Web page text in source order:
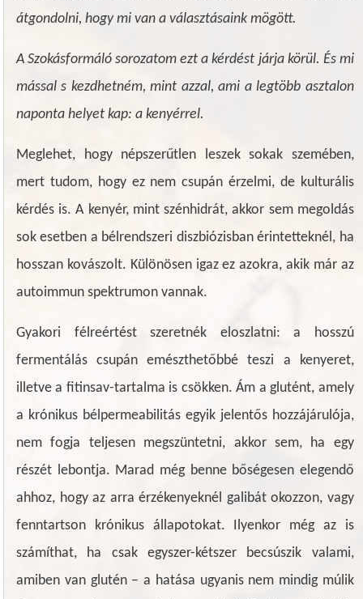
átgondolni, hogy mi van a választásaink mögött.
A Szokásformáló sorozatom ezt a kérdést járja körül. És mi
mással s kezdhetném, mint azzal, ami a legtöbb asztalon
naponta helyet kap: a kenyérrel.
Meglehet, hogy népszerűtlen leszek sokak szemében,
mert tudom, hogy ez nem csupán érzelmi, de kulturális
kérdés is. A kenyér, mint szénhidrát, akkor sem megoldás
sok esetben a bélrendszeri diszbiózisban érintetteknél, ha
hosszan kovászolt. Különösen igaz ez azokra, akik már az
autoimmun spektrumon vannak.
Gyakori félreértést szeretnék eloszlatni: a hosszú
fermentálás csupán emészthetőbbé teszi a kenyeret,
illetve a fitinsav-tartalma is csökken. Ám a glutént, amely
a krónikus bélpermeabilitás egyik jelentős hozzájárulója,
nem fogja teljesen megszüntetni, akkor sem, ha egy
részét lebontja. Marad még benne bőségesen elegendő
ahhoz, hogy az arra érzékenyeknél galibát okozzon, vagy
fenntartson krónikus állapotokat. Ilyenkor még az is
számíthat, ha csak egyszer-kétszer becsúszik valami,
amiben van glutén – a hatása ugyanis nem mindig múlik